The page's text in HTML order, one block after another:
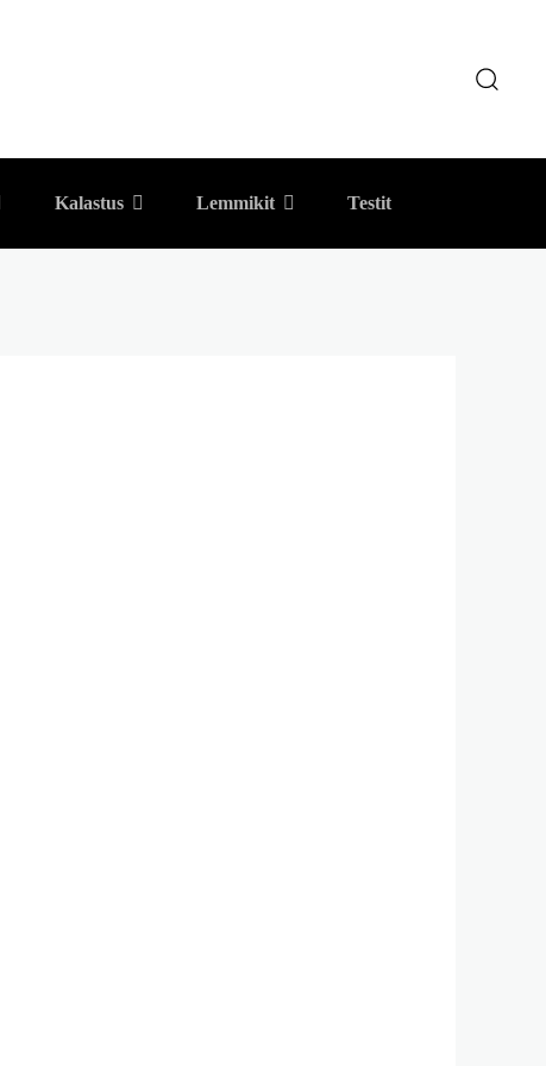
Kalastus Lemmikit Testit